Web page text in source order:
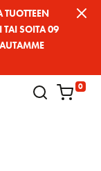
TUOTTEEN
TAI SOITA 09
0